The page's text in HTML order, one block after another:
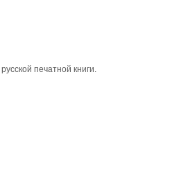
печатной книги.